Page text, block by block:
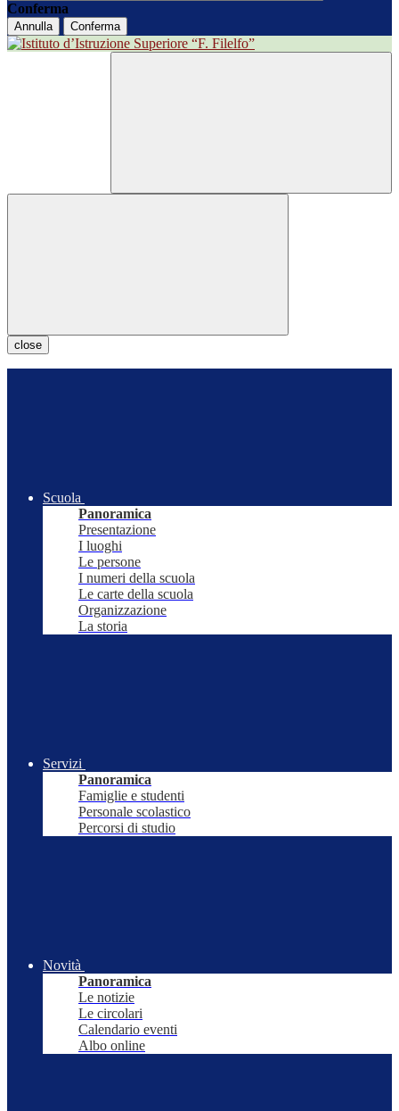
Conferma
Annulla Conferma
close
Scuola
Panoramica
Presentazione
I luoghi
Le persone
I numeri della scuola
Le carte della scuola
Organizzazione
La storia
Servizi
Panoramica
Famiglie e studenti
Personale scolastico
Percorsi di studio
Novità
Panoramica
Le notizie
Le circolari
Calendario eventi
Albo online